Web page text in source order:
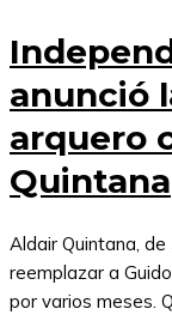
anunció
arquero
Quintana
Aldair Quintana,
reemplazar a
por varios meses.